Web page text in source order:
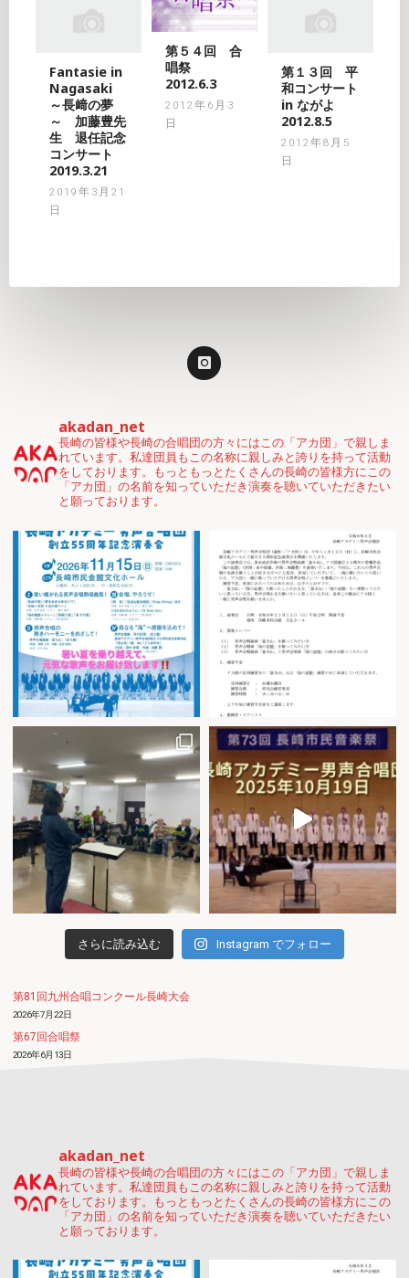
Fantasie in
Nagasaki
～長﨑の夢
～ 加藤豊先
生 退任記念
コンサート
2019.3.21
2019年3月21
日
第５４回 合
唱祭
2012.6.3
2012年6月3
日
第１３回 平
和コンサート
in ながよ
2012.8.5
2012年8月5
日
akadan_net
長崎の皆様や長崎の合唱団の方々にはこの「アカ団」で親しま
れています。私達団員もこの名称に親しみと誇りを持って活動
をしております。もっともっとたくさんの長崎の皆様方にこの
「アカ団」の名前を知っていただき演奏を聴いていただきたい
と願っております。
さらに読み込む Instagram でフォロー
第81回九州合唱コンクール長崎大会
2026年7月22日
第67回合唱祭
2026年6月13日
akadan_net
長崎の皆様や長崎の合唱団の方々にはこの「アカ団」で親しま
れています。私達団員もこの名称に親しみと誇りを持って活動
をしております。もっともっとたくさんの長崎の皆様方にこの
「アカ団」の名前を知っていただき演奏を聴いていただきたい
と願っております。